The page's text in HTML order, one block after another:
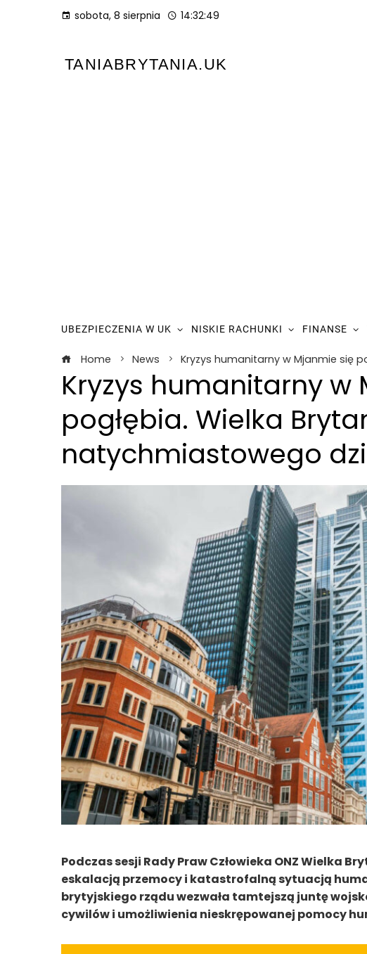
sobota, 8 sierpnia 14:32:50
TANIABRYTANIA.UK
UBEZPIECZENIA W UK NISKIE RACHUNKI FINANSE
Home News Kryzys humanitarny w Mjanmie się
Kryzys humanitarny w
pogłębia. Wielka
natychmiastowego
Podczas sesji Rady Praw Człowieka ONZ Wielka
eskalacją przemocy i katastrofalną sytuacją
brytyjskiego rządu wezwała tamtejszą juntę
cywilów i umożliwienia nieskrępowanej pomocy